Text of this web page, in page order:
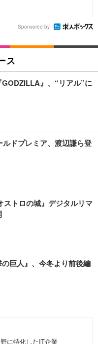
Sponsored by
ス
』、“リアル”に
ルドプレミア、渡辺謙ら登
ストロの城』デジタルリマ
巨人』、今冬より前後編
に特化したIT企業